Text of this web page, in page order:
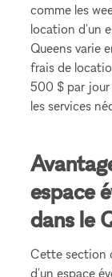
comme les
location d'un
Queens varie
frais de
500 $ par
les services
espace
dans le
Cette section
d'un espace